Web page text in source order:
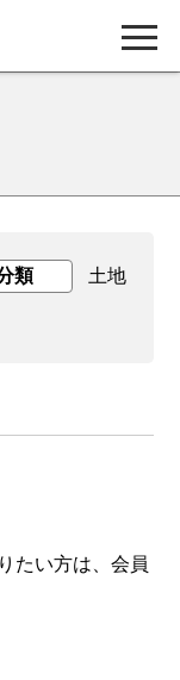
類 土地
たい方は、会員